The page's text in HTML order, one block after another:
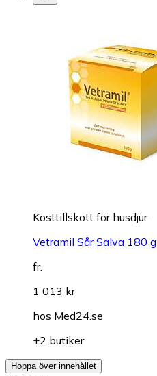
Kosttillskott för husdjur
Vetramil Sår Salva 180 g
fr.
1 013 kr
hos Med24.se
+2 butiker
Hoppa över innehållet